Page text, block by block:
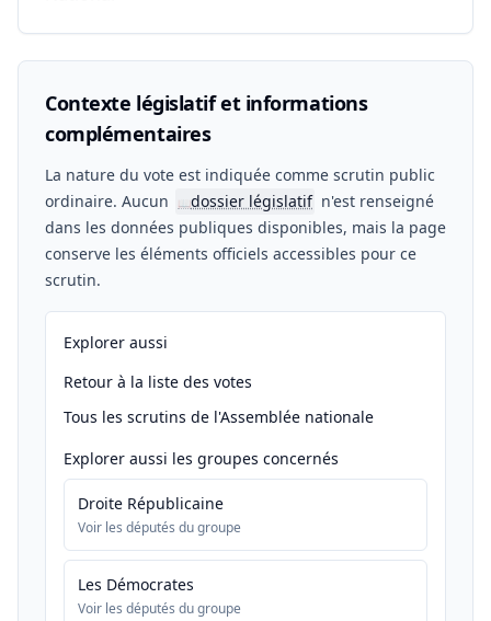
Contexte législatif et informations
complémentaires
La nature du vote est indiquée comme scrutin public
ordinaire. Aucun
📖dossier législatif n'est renseigné
dans les données publiques disponibles, mais la page
conserve les éléments officiels accessibles pour ce
scrutin.
Explorer aussi
Retour à la liste des votes
Tous les scrutins de l'Assemblée nationale
Explorer aussi les groupes concernés
Droite Républicaine
Voir les députés du groupe
Les Démocrates
Voir les députés du groupe